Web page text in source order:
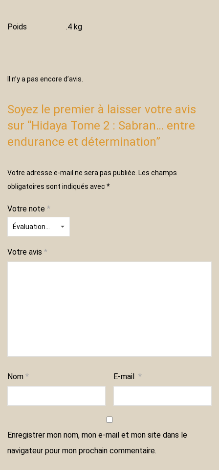
Poids .4 kg
Il n’y a pas encore d’avis.
Soyez le premier à laisser votre avis
sur “Hidaya Tome 2 : Sabran… entre
endurance et détermination”
Votre adresse e-mail ne sera pas publiée. Les champs
obligatoires sont indiqués avec *
Votre note *
Votre avis *
Nom * E-mail*
Enregistrer mon nom, mon e-mail et mon site dans le
navigateur pour mon prochain commentaire.